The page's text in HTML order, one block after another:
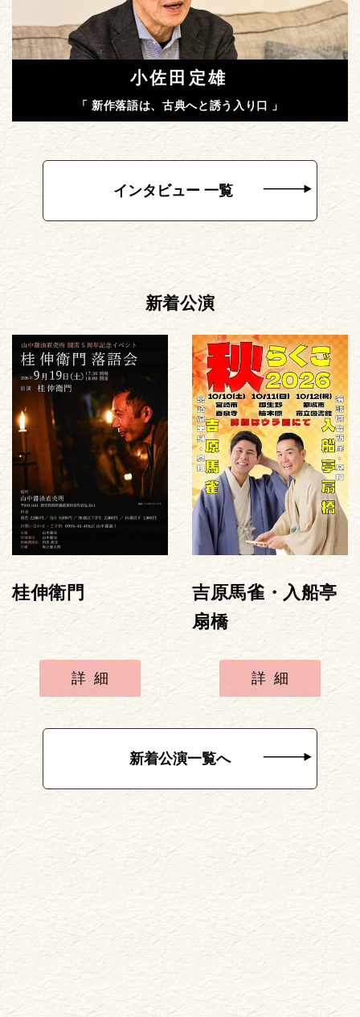
小佐田定雄
「 新作落語は、古典へと誘う入り口 」
インタビュー 一覧
新着公演
桂伸衛門
詳細
吉原馬雀・入船亭
扇橋
詳細
新着公演一覧へ